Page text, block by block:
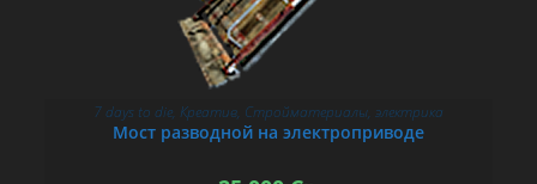
В КОРЗИНУ
7 days to die, Креатив, Стройматериалы, электрика
Мост разводной на электроприводе